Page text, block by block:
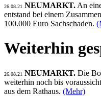
26.08.21 NEUMARKT. An
entstand bei einem
100.000 Euro Sachschaden.
Weiterhin
26.08.21 NEUMARKT. Die
weiterhin noch bis
aus dem Rathaus. (Mehr)